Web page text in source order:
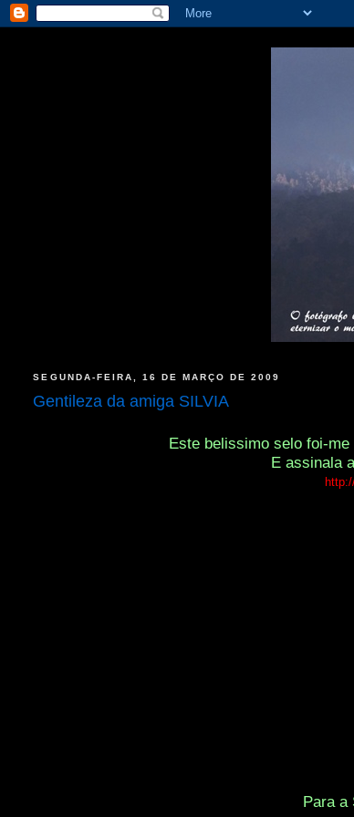
SEGUNDA-FEIRA, 16 DE MARÇO DE 2009
Gentileza da amiga SILVIA
Este belissimo selo foi-me
E assinala
Para a